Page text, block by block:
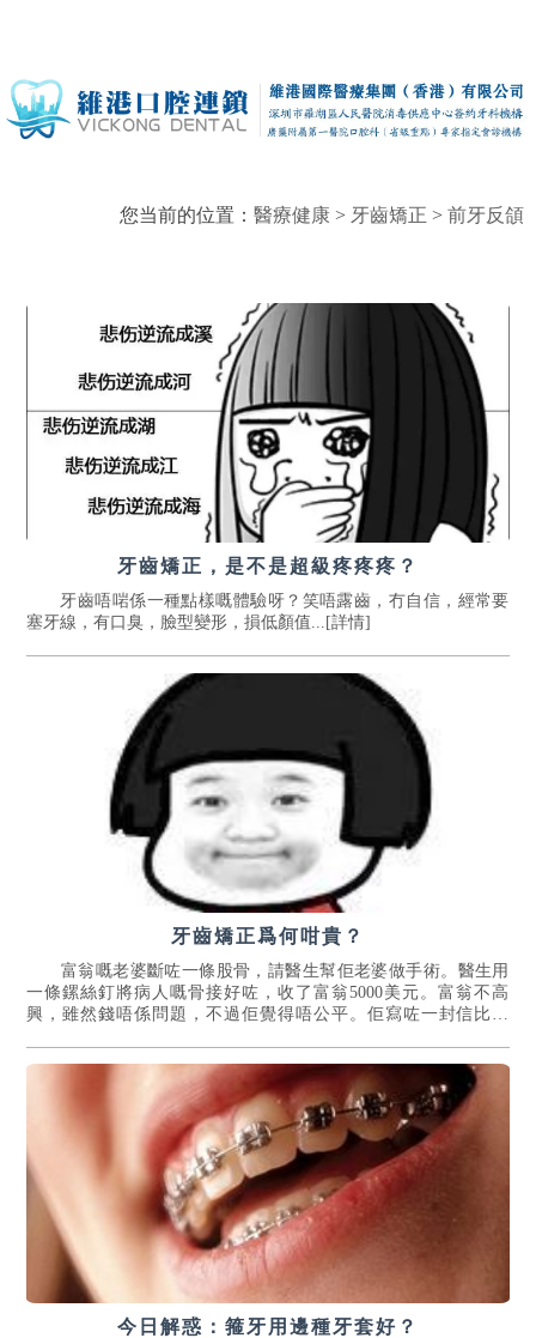
您当前的位置： 醫療健康 > 牙齒矯正 > 前牙反頜
牙齒矯正，是不是超級疼疼疼？
牙齒唔啱係一種點樣嘅體驗呀？笑唔露齒，冇自信，經常要
塞牙線，有口臭，臉型變形，損低顏值...[詳情]
牙齒矯正爲何咁貴？
​富翁嘅老婆斷咗一條股骨，請醫生幫佢老婆做手術。醫生用
一條鏍絲釘將病人嘅骨接好咗，收了富翁5000美元。富翁不高
興，雖然錢唔係問題，不過佢覺得唔公平。佢寫咗一封信比醫
今日解惑：箍牙用邊種牙套好？